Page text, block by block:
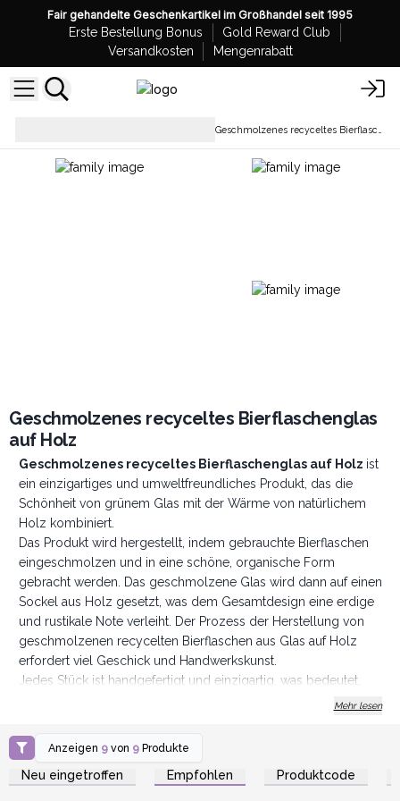
Fair gehandelte Geschenkartikel im Großhandel seit 1995
Erste Bestellung Bonus
Gold Reward Club
Versandkosten
Mengenrabatt
Geschmolzenes recyceltes Bierflaschenglas
auf Holz
Geschmolzenes recyceltes Bierflaschenglas auf Holz ist
ein einzigartiges und umweltfreundliches Produkt, das die
Schönheit von grünem Glas mit der Wärme von natürlichem
Holz kombiniert.
Das Produkt wird hergestellt, indem gebrauchte Bierflaschen
eingeschmolzen und in eine schöne, organische Form
gebracht werden. Das geschmolzene Glas wird dann auf einen
Sockel aus Holz gesetzt, was dem Gesamtdesign eine erdige
und rustikale Note verleiht. Der Prozess der Herstellung von
geschmolzenen recycelten Bierflaschen aus Glas auf Holz
erfordert viel Geschick und Handwerkskunst.
Jedes Stück ist handgefertigt und einzigartig, was bedeutet,
dass keine zwei Produkte genau gleich sind. Dadurch wird
Raum einen Hauch von Eleganz und Individualität verleiht.
Geschmolzenes recyceltes Bierflaschenglas auf Hol
ein atemberaubendes und nachhaltiges Produkt, das eine
Mehr lesen
Anzeigen 9 von 9 Produkte
Neu eingetroffen Empfohlen Produktcode
Anmelden oder
Registrieren für
Großhandelspreise
Registrieren für
Großhandelspreise